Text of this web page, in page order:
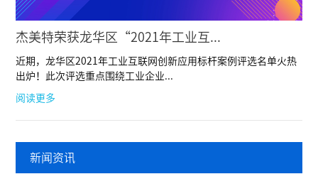
杰美特荣获龙华区“2021年工业互...
近期，龙华区2021年工业互联网创新应用标杆案例评选名单火热
出炉！此次评选重点围绕工业企业...
阅读更多
新闻资讯